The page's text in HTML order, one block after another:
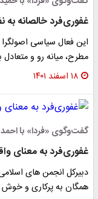
غفوری‌فرد خالصانه
این فعال سیاسی
مطرح، میانه رو و متعادل
۱۸ اسفند ۱۴۰۱
گفت‌وگوی «فردا» با
غفوری‌فرد به معنای
دبیرکل انجمن های
همگان به پرکاری و خوش